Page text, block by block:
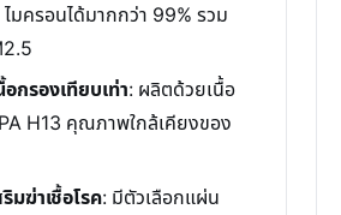
มครอนได้มากกว่า 99% รวม
กรองเทียบเท่า: ผลิตด้วยเนื้อ
H13 คุณภาพใกล้เคียงของ
มฆ่าเชื้อโรค: มีตัวเลือกแผ่น